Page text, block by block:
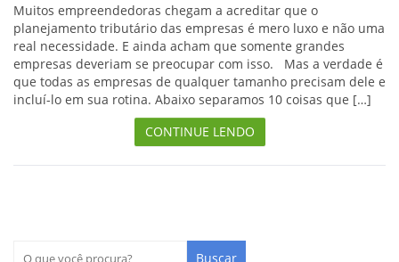
Muitos empreendedoras chegam a acreditar que o
planejamento tributário das empresas é mero luxo e não uma
real necessidade. E ainda acham que somente grandes
empresas deveriam se preocupar com isso. Mas a verdade é
que todas as empresas de qualquer tamanho precisam dele e
incluí-lo em sua rotina. Abaixo separamos 10 coisas que […]
CONTINUE LENDO